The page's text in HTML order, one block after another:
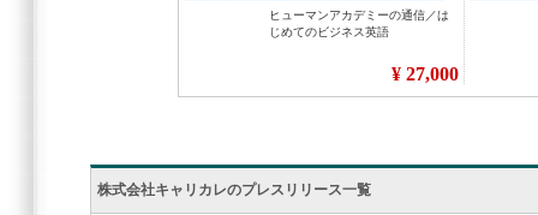
株式会社キャリカレのプレスリリース一覧